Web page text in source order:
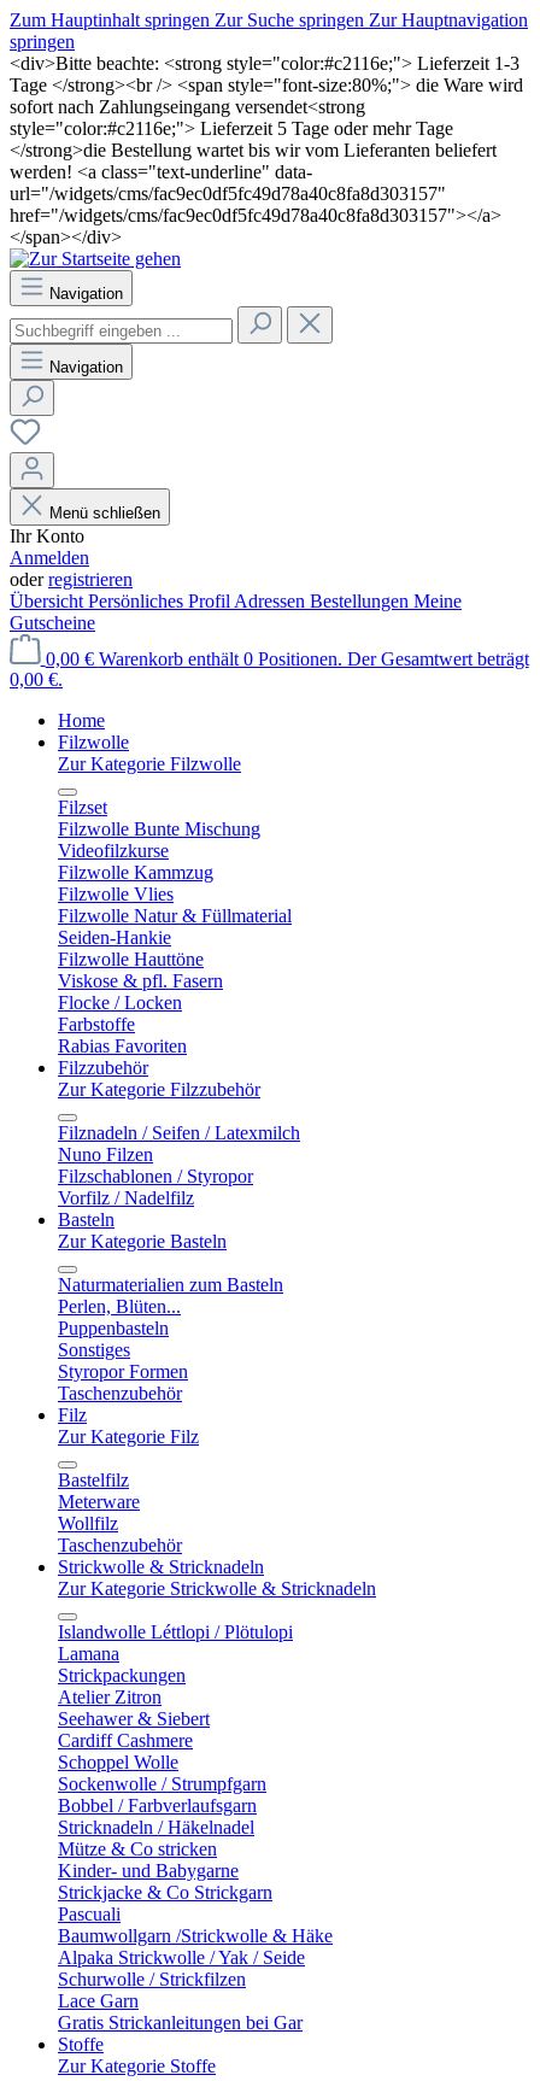
Zum Hauptinhalt springen Zur Suche springen Zur Hauptnavigation
springen
<div>Bitte beachte: <strong style="color:#c2116e;"> Lieferzeit 1-3
Tage </strong><br /> <span style="font-size:80%;"> die Ware wird
sofort nach Zahlungseingang versendet<strong
style="color:#c2116e;"> Lieferzeit 5 Tage oder mehr Tage
</strong>die Bestellung wartet bis wir vom Lieferanten beliefert
werden! <a class="text-underline" data-
url="/widgets/cms/fac9ec0df5fc49d78a40c8fa8d303157"
href="/widgets/cms/fac9ec0df5fc49d78a40c8fa8d303157"></a>
</span></div>
Navigation
Navigation
Menü schließen
Ihr Konto
Anmelden
oderregistrieren
Übersicht Persönliches Profil Adressen Bestellungen Meine
Gutscheine
0,00 € Warenkorb enthält 0 Positionen. Der Gesamtwert beträgt
0,00 €.
Home
Filzwolle
Zur Kategorie Filzwolle
Filzset
Filzwolle Bunte Mischung
Videofilzkurse
Filzwolle Kammzug
Filzwolle Vlies
Filzwolle Natur & Füllmaterial
Seiden-Hankie
Filzwolle Hauttöne
Viskose & pfl. Fasern
Flocke / Locken
Farbstoffe
Rabias Favoriten
Filzzubehör
Zur Kategorie Filzzubehör
Filznadeln / Seifen / Latexmilch
Nuno Filzen
Filzschablonen / Styropor
Vorfilz / Nadelfilz
Basteln
Zur Kategorie Basteln
Naturmaterialien zum Basteln
Perlen, Blüten...
Puppenbasteln
Sonstiges
Styropor Formen
Taschenzubehör
Filz
Zur Kategorie Filz
Bastelfilz
Meterware
Wollfilz
Taschenzubehör
Strickwolle & Stricknadeln
Zur Kategorie Strickwolle & Stricknadeln
Islandwolle Léttlopi / Plötulopi
Lamana
Strickpackungen
Atelier Zitron
Seehawer & Siebert
Cardiff Cashmere
Schoppel Wolle
Sockenwolle / Strumpfgarn
Bobbel / Farbverlaufsgarn
Stricknadeln / Häkelnadel
Mütze & Co stricken
Kinder- und Babygarne
Strickjacke & Co Strickgarn
Pascuali
Baumwollgarn /Strickwolle & Häke
Alpaka Strickwolle / Yak / Seide
Schurwolle / Strickfilzen
Lace Garn
Gratis Strickanleitungen bei Gar
Stoffe
Zur Kategorie Stoffe